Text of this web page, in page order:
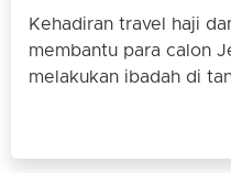
Kehadiran travel haji
membantu para calon
melakukan ibadah di